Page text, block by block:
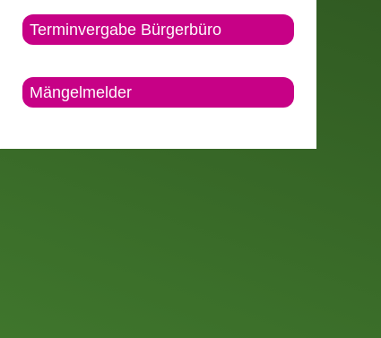
Terminvergabe Bürgerbüro
Mängelmelder